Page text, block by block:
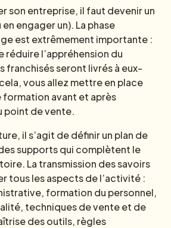
son entreprise, il faut devenir un
engager un). La phase
est extrêmement importante :
réduire l’appréhension du
franchisés seront livrés à eux-
vous allez mettre en place
formation avant et après
point de vente.
il s’agit de définir un plan de
supports qui complètent le
La transmission des savoirs
tous les aspects de l’activité :
formation du personnel,
techniques de vente et de
des outils, règles